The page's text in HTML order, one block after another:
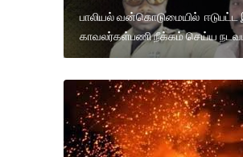
பாலியல் வன்கொடுமையில்
காவலர்கள்பணி நீக்கம் செய்ய